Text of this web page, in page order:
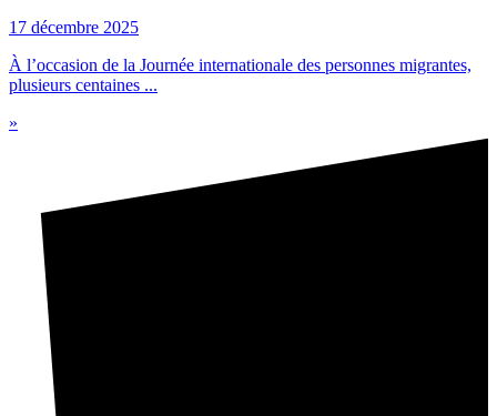
17 décembre 2025
À l’occasion de la Journée internationale des personnes migrantes,
plusieurs centaines ...
»